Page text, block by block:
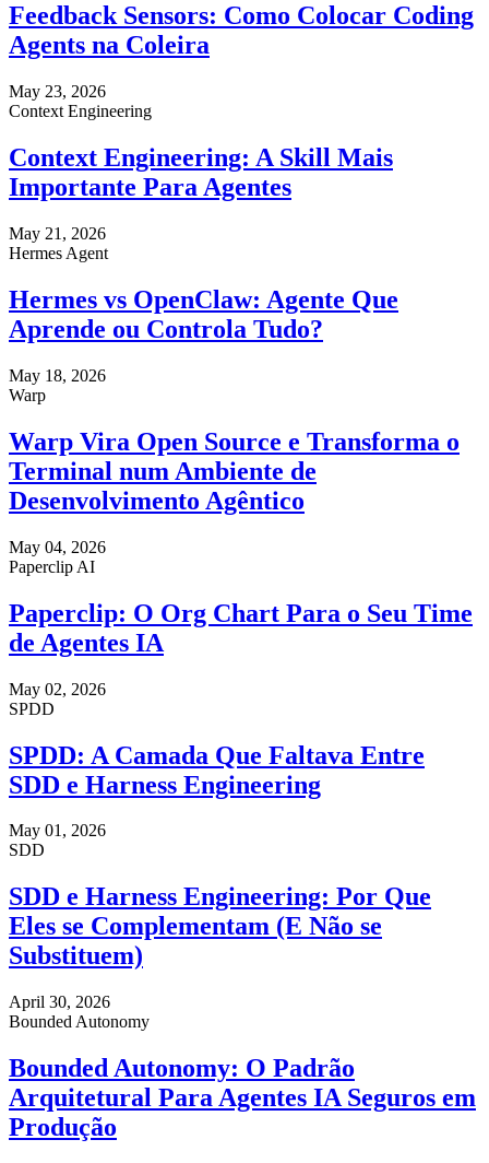
Feedback Sensors: Como Colocar Coding
Agents na Coleira
May 23, 2026
Context Engineering
Context Engineering: A Skill Mais
Importante Para Agentes
May 21, 2026
Hermes Agent
Hermes vs OpenClaw: Agente Que
Aprende ou Controla Tudo?
May 18, 2026
Warp
Warp Vira Open Source e Transforma o
Terminal num Ambiente de
Desenvolvimento Agêntico
May 04, 2026
Paperclip AI
Paperclip: O Org Chart Para o Seu Time
de Agentes IA
May 02, 2026
SPDD
SPDD: A Camada Que Faltava Entre
SDD e Harness Engineering
May 01, 2026
SDD
SDD e Harness Engineering: Por Que
Eles se Complementam (E Não se
Substituem)
April 30, 2026
Bounded Autonomy
Bounded Autonomy: O Padrão
Arquitetural Para Agentes IA Seguros em
Produção